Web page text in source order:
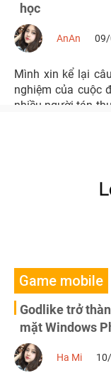
học
AnAn 09/
Mình xin kể lại
nghiệm của cuộc
nhiều người tán
Game mobile
Godlike trở
mặt Windows
Ha Mi